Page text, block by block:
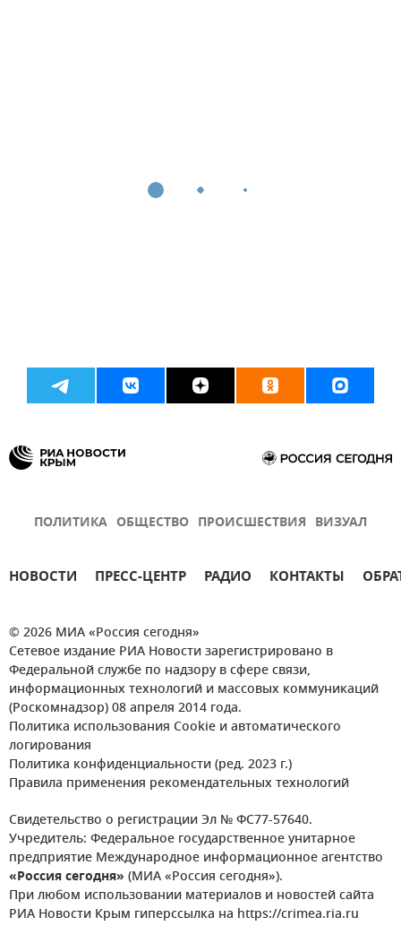
ПОЛИТИКА ОБЩЕСТВО ПРОИСШЕСТВИЯ ВИЗУАЛ
НОВОСТИ ПРЕСС-ЦЕНТР РАДИО КОНТАКТЫ
© 2026 МИА «Россия сегодня»
Сетевое издание РИА Новости зарегистрировано в
Федеральной службе по надзору в сфере связи,
информационных технологий и массовых коммуникаций
(Роскомнадзор) 08 апреля 2014 года.
Политика использования Cookie и автоматического
логирования
Политика конфиденциальности (ред. 2023 г.)
Правила применения рекомендательных технологий
Свидетельство о регистрации Эл № ФС77-57640.
Учредитель: Федеральное государственное унитарное
предприятие Международное информационное агентство
«Россия сегодня» (МИА «Россия сегодня»).
При любом использовании материалов и новостей сайта
РИА Новости Крым гиперссылка на https://crimea.ria.ru